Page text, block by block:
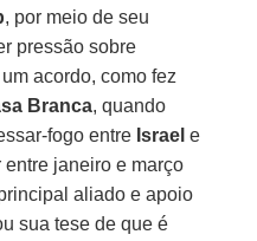
, por meio de seu
pressão sobre
acordo, como fez
Branca, quando
fogo entre Israel e
janeiro e março
aliado e apoio
sua tese de que é